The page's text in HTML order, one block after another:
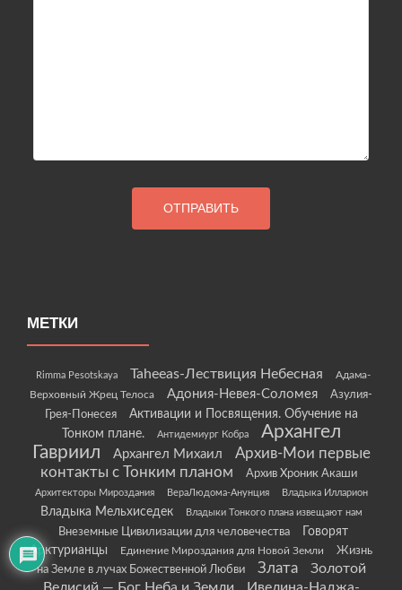
МЕТКИ
Rimma Pesotskaya Taheeas-Лествиция Небесная
Адама-
Верховный Жрец Телоса
Адония-Невея-Соломея
Азулия-
Грея-Понесея
Активации и Посвящения. Обучение на
Тонком плане.
Антидемиург Кобра
Архангел
Гавриил
Архангел Михаил
Архив-Мои первые
контакты с Тонким планом
Архив Хроник Акаши
Архитекторы Мироздания ВераЛюдома-Анунция Владыка Илларион
Владыка Мельхиседек Владыки Тонкого плана извещают нам
Внеземные Цивилизации для человечества
Говорят
Арктурианцы
Единение Мироздания для Новой Земли
Жизнь
на Земле в лучах Божественной Любви
Злата
Золотой